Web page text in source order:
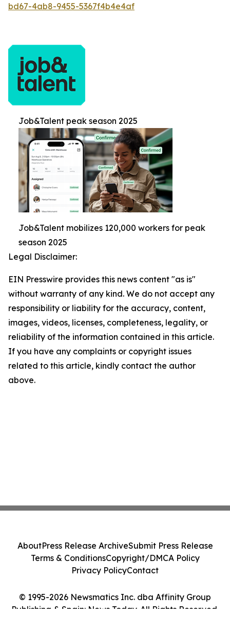
bd67-4ab8-9455-5367f4b4e4af
Job&Talent peak season 2025
Job&Talent mobilizes 120,000 workers for peak
season 2025
Legal Disclaimer:
EIN Presswire provides this news content "as is"
without warranty of any kind. We do not accept any
responsibility or liability for the accuracy, content,
images, videos, licenses, completeness, legality, or
reliability of the information contained in this article.
If you have any complaints or copyright issues
related to this article, kindly contact the author
above.
© 1995-2026 Newsmatics Inc. dba Affinity Group
Publishing & Spain: News Today. All Rights Reserved.
AboutPress Release ArchiveSubmit Press Release
Terms & ConditionsCopyright/DMCA Policy
Privacy PolicyContact